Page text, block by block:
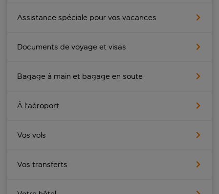
Assistance spéciale pour vos vacances
Documents de voyage et visas
Bagage à main et bagage en soute
À l'aéroport
Vos vols
Vos transferts